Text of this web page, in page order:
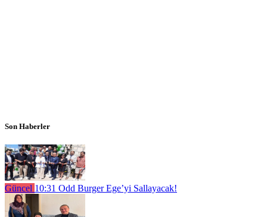
Son Haberler
Güncel 10:31 Odd Burger Ege’yi Sallayacak!